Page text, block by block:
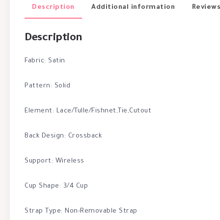
Description Additional information
Description
Fabric: Satin
Pattern: Solid
Element: Lace/Tulle/Fishnet,Tie,Cutout
Back Design: Crossback
Support: Wireless
Cup Shape: 3/4 Cup
Strap Type: Non-Removable Strap